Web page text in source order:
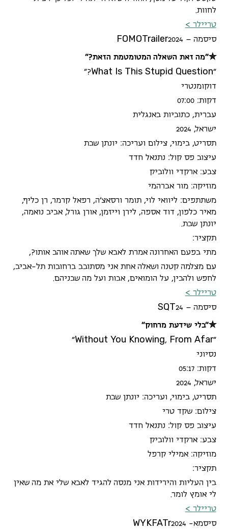
לחוות.
טריילר >
סיסמה – FOMOTrailer2024
✮״מה זאת השאלה המטומטמת הזאת?״
״ What Is This Stupid Question
?״
דוקומנטרי
דקות: 07:00
עברית, כתוביות באנגלית
ישראל, 2024
תסריט, בימוי, צילום ועריכה: יונתן שבת
עיצוב פס קול: נתנאל חדד
צבע: ארקדי וולוביק
מוזיקה: מור אברהמי
משתתפים: ליוואי לוי, תומר ורסאצ'ה, רפאל קרמר, רן כליף,
מאיר כלפון, דוד אספה, לירן וייזמן, אורן גורל, אביב נואמה,
יונתן שבת.
תקציר:
מתי בפעם האחרונה אמרת לאבא שלך שאתה אוהב אותו?,
עם מצלמה קטנה ושאלה אחת אני מסתובב ברחובות תל-אביב,
לחפש ולהבין, על הומואים, אבות ועל מה שבניהם.
טריילר >
סיסמה – SQT24
✮״בלי שידעת מרחוק״
״ Without You Knowing, From Afar
״
נסיוני
דקות: 05:17
ישראל, 2024
תסריט, בימוי, ועריכה: יונתן שבת
צילום: שקד טרי
עיצוב פס קול: נתנאל חדד
צבע: ארקדי וולוביק
מוזיקה: אמילי קרפל
תקציר:
בין העליות והירידות אני מנסה להגיד לאבא שלי את מה שאין
לי אומץ לומר.
טריילר >
סיסמא- WYKFATr2024